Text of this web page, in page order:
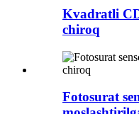
Kvadratli
chiroq
Fotosurat